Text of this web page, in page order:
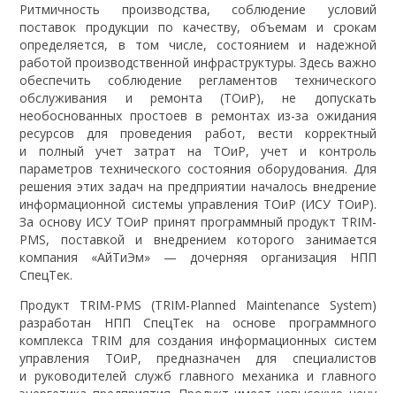
Ритмичность производства, соблюдение условий
поставок продукции по качеству, объемам и срокам
определяется, в том числе, состоянием и надежной
работой производственной инфраструктуры. Здесь важно
обеспечить соблюдение регламентов технического
обслуживания и ремонта (ТОиР), не допускать
необоснованных простоев в ремонтах из-за ожидания
ресурсов для проведения работ, вести корректный
и полный учет затрат на ТОиР, учет и контроль
параметров технического состояния оборудования. Для
решения этих задач на предприятии началось внедрение
информационной системы управления ТОиР (ИСУ ТОиР).
За основу ИСУ ТОиР принят программный продукт TRIM-
PMS, поставкой и внедрением которого занимается
компания «АйТиЭм» — дочерняя организация НПП
СпецТек.
Продукт TRIM-PMS (TRIM-Planned Maintenance System)
разработан НПП СпецТек на основе программного
комплекса TRIM для создания информационных систем
управления ТОиР, предназначен для специалистов
и руководителей служб главного механика и главного